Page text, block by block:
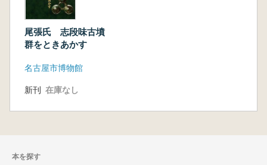
尾張氏 志段味古墳
群をときあかす
名古屋市博物館
新刊 在庫なし
本を探す